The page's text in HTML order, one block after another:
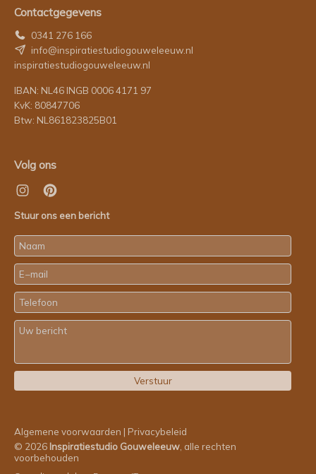
Contactgegevens
0341 276 166
info@inspiratiestudiogouweleeuw.nl
inspiratiestudiogouweleeuw.nl
IBAN: NL46 INGB 0006 4171 97
KvK: 80847706
Btw: NL861823825B01
Volg ons
Stuur ons een bericht
Algemene voorwaarden | Privacybeleid
© 2026 Inspiratiestudio Gouweleeuw , alle rechten
voorbehouden